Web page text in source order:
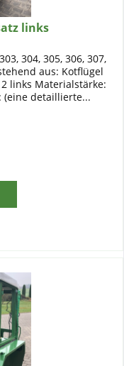
links
304, 305, 306, 307,
aus: Kotflügel
links Materialstärke:
(eine detaillierte...